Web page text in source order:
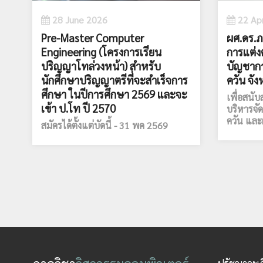
28 June 2026
Pre-Master Computer
Engineering (โครงการเรียน
ปริญญาโทล่วงหน้า) สำหรับ
นักศึกษาปริญญาตรีที่จะสำเร็จการ
ศึกษา ในปีการศึกษา 2569 และจะ
เข้า ป.โท ปี 2570
สมัครได้ตั้งแต่บัดนี้ - 31 พค 2569
22
ผศ.ดร.
การแต่
บัญชาก
ควัน จัง
เพื่อสนับ
บริหารจั
ควัน แล